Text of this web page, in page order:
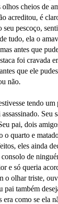
cheios de
acreditou, é
seu pescoço,
tudo, ela o
antes que
foi cravada
que ele
não.
tendo um
Seu
pai, dois
o quarto e
eles ainda
de
e só queria
o olhar triste,
pai também
era como se ela